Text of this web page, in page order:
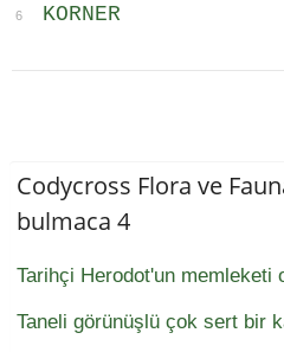
6 KORNER
Codycross Flora ve
bulmaca 4
Tarihçi Herodot'un memleketi
Taneli görünüşlü çok sert bir